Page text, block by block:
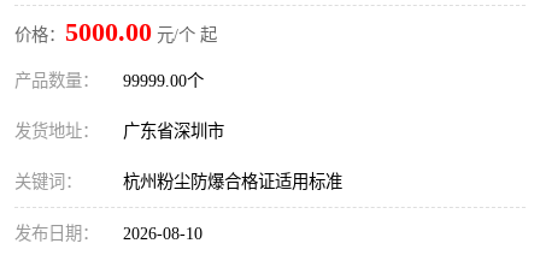
价格： 5000.00 元/个 起
产品数量： 99999.00个
发货地址： 广东省深圳市
关键词： 杭州粉尘防爆合格证适用标准
发布日期： 2026-08-10